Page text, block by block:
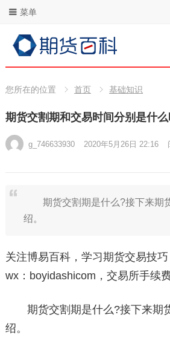
菜单
您所在的位置 首页 基础知识
期货交割期和交易时间分别是什
g_746633930 2020年5月26日 22:16
期货交割期是什么?接下来期
绍。
关注博易百科，学习期货交易技
wx：boyidashicom，交易所手续
期货交割期是什么?接下来期
绍。